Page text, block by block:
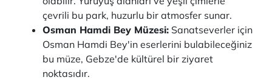
çevrili bu park, huzurlu bir atmosfer sunar.
Osman Hamdi Bey Müzesi: Sanatseverler için
Osman Hamdi Bey'in eserlerini bulabileceğiniz
bu müze, Gebze'de kültürel bir ziyaret
noktasıdır.